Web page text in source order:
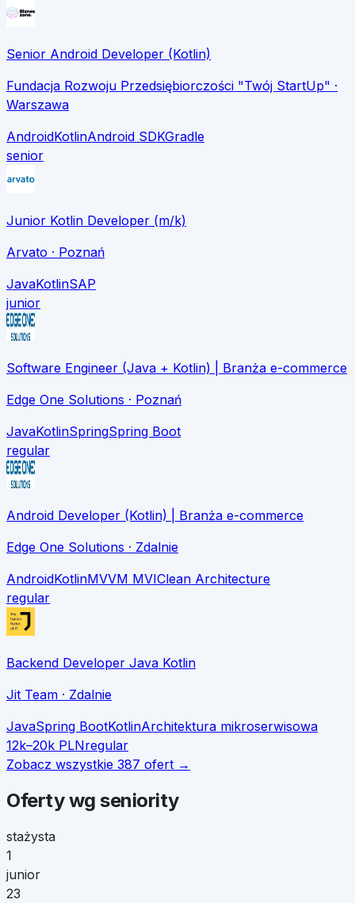
Senior Android Developer (Kotlin)
Fundacja Rozwoju Przedsiębiorczości "Twój StartUp" ·
Warszawa
AndroidKotlinAndroid SDKGradle
senior
Junior Kotlin Developer (m/k)
Arvato · Poznań
JavaKotlinSAP
junior
Software Engineer (Java + Kotlin) | Branża e-commerce
Edge One Solutions · Poznań
JavaKotlinSpringSpring Boot
regular
Android Developer (Kotlin) | Branża e-commerce
Edge One Solutions · Zdalnie
AndroidKotlinMVVM MVIClean Architecture
regular
Backend Developer Java Kotlin
Jit Team · Zdalnie
JavaSpring BootKotlinArchitektura mikroserwisowa
12k–20k PLNregular
Zobacz wszystkie 387 ofert →
Oferty wg seniority
stażysta
1
junior
23